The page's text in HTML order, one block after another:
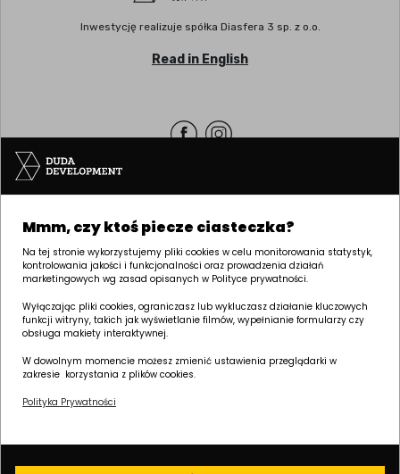
Inwestycję realizuje spółka Diasfera 3 sp. z o.o.
Read in English
Siedziba | POZNAŃ
ul. Palacza 144, 60-278 Poznań
tel: +48 61 646 84 44
biuro@dudadevelopment.pl
marketing@dudadevelopment.pl
fundację:
żużel:
Mmm, czy ktoś piecze ciasteczka?
Na tej stronie wykorzystujemy pliki cookies w celu monitorowania statystyk,
kontrolowania jakości i funkcjonalności oraz prowadzenia działań
marketingowych wg zasad opisanych w Polityce prywatności.
Wyłączając pliki cookies, ograniczasz lub wykluczasz działanie kluczowych
funkcji witryny, takich jak wyświetlanie filmów, wypełnianie formularzy czy
obsługa makiety interaktywnej.
W dowolnym momencie możesz zmienić ustawienia przeglądarki w
zakresie korzystania z plików cookies.
Polityka Prywatności